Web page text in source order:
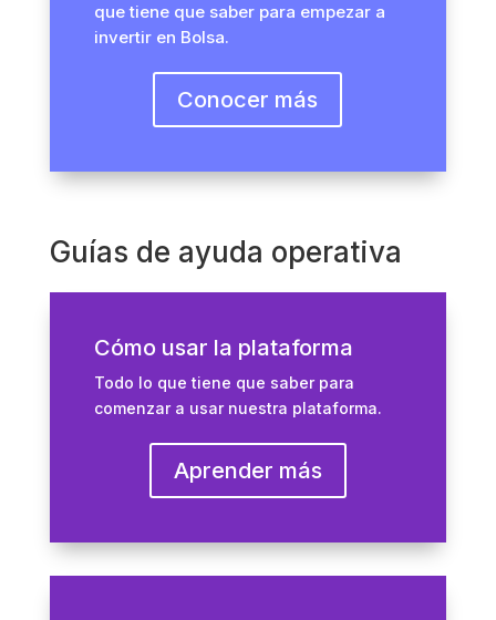
que tiene que saber para empezar a
invertir en Bolsa.
Conocer más
Guías de ayuda operativa
Cómo usar la plataforma
Todo lo que tiene que saber para
comenzar a usar nuestra plataforma.
Aprender más